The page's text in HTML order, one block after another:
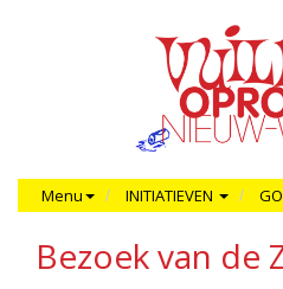
Menu INITIATIEVEN
Bezoek van de